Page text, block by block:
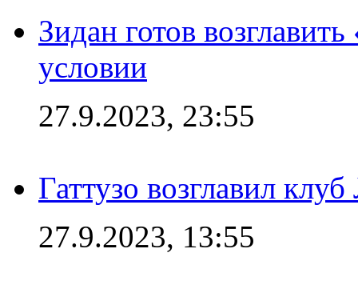
Зидан готов
условии
27.9.2023, 23:55
Гаттузо возглавил
27.9.2023, 13:55